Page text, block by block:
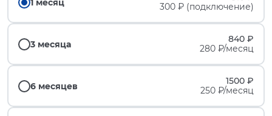
300 ₽ (подключение)
3 месяца
840 ₽
280 ₽/месяц
6 месяцев
1500 ₽
250 ₽/месяц